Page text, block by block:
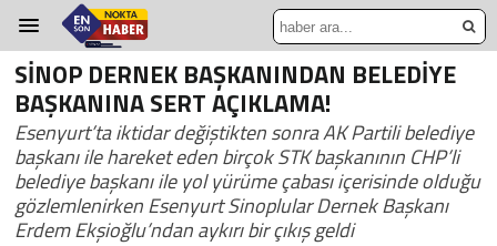
SİNOP DERNEK BAŞKANINDAN BELEDİYE
BAŞKANINA SERT AÇIKLAMA!
Esenyurt’ta iktidar değiştikten sonra AK Partili belediye
başkanı ile hareket eden birçok STK başkanının CHP’li
belediye başkanı ile yol yürüme çabası içerisinde olduğu
gözlemlenirken Esenyurt Sinoplular Dernek Başkanı
Erdem Ekşioğlu’ndan aykırı bir çıkış geldi